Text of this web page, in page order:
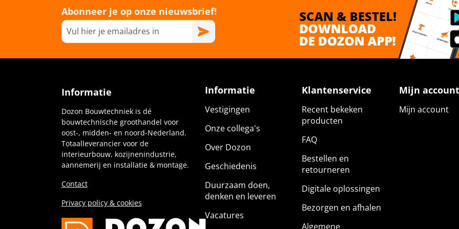
Abonneer je op onze nieuwsbrief!
Informatie
Dozon Bouwtechniek is dé
bouwtechnische groothandel voor
oost-, midden- en noord-Nederland.
Totaalleverancier voor de
interieurbouw, kozijnenindustrie,
aannemerij en installatie & montage.
Contact
Privacy policy & cookies
Informatie
Vestigingen
Onze collega's
Over Dozon
Geschiedenis
Duurzaam doen,
denken en leveren
Vacatures
Klantenservice
Recent bekeken
producten
FAQ
Bestellen en
retourneren
Digitale oplossingen
Bezorgen en afhalen
Algemene
Mijn account
Mijn account